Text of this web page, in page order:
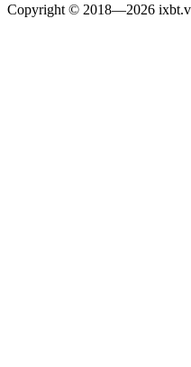
Copyright © 2018—2026